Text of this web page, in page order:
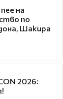
на
по
Шакира
2026: